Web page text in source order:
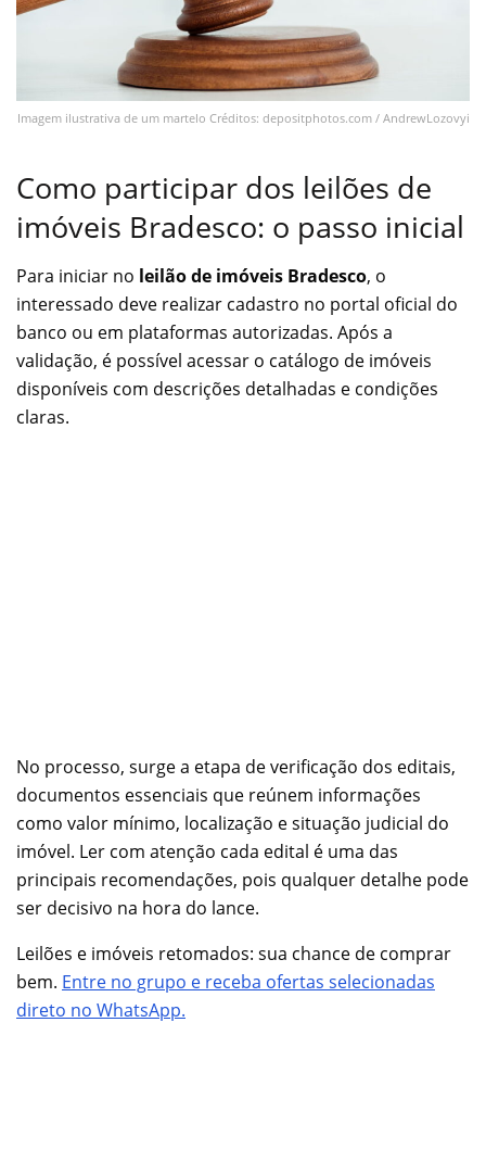
Imagem ilustrativa de um martelo Créditos: depositphotos.com / AndrewLozovyi
Como participar dos leilões de
imóveis Bradesco: o passo inicial
Para iniciar no leilão de imóveis Bradesco, o
interessado deve realizar cadastro no portal oficial do
banco ou em plataformas autorizadas. Após a
validação, é possível acessar o catálogo de imóveis
disponíveis com descrições detalhadas e condições
claras.
No processo, surge a etapa de verificação dos editais,
documentos essenciais que reúnem informações
como valor mínimo, localização e situação judicial do
imóvel. Ler com atenção cada edital é uma das
principais recomendações, pois qualquer detalhe pode
ser decisivo na hora do lance.
Leilões e imóveis retomados: sua chance de comprar
bem. Entre no grupo e receba ofertas selecionadas
direto no WhatsApp.